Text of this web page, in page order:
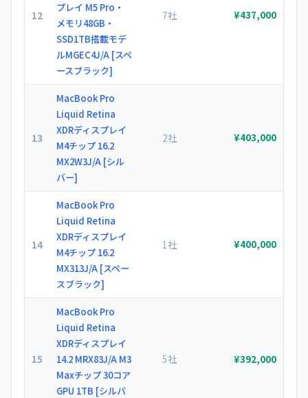
12
プレイ M5 Pro・
メモリ48GB・
SSD1TB搭載モデ
ルMGEC4J/A [スペ
ースブラック]
7社 ¥437,000
13
MacBook Pro
Liquid Retina
XDRディスプレイ
M4チップ 16.2
MX2W3J/A [シル
バー]
2社 ¥403,000
14
MacBook Pro
Liquid Retina
XDRディスプレイ
M4チップ 16.2
MX313J/A [スペー
スブラック]
1社 ¥400,000
15
MacBook Pro
Liquid Retina
XDRディスプレイ
14.2 MRX83J/A M3
Maxチップ 30コア
GPU 1TB [シルバ
5社 ¥392,000